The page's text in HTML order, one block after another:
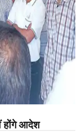
होंगे आदेश